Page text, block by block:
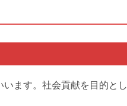
ます。社会貢献を目的と